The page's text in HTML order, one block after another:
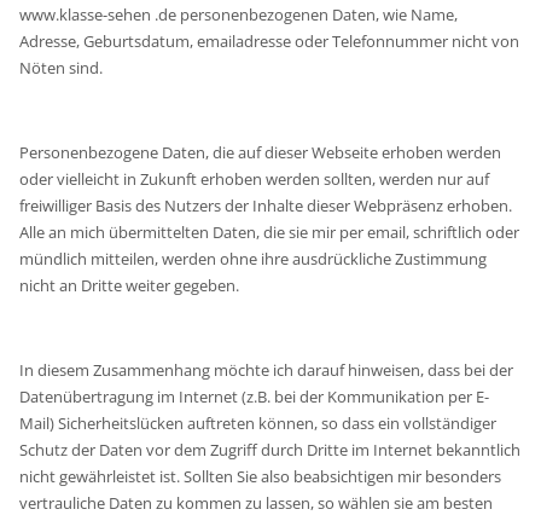
www.klasse-sehen .de personenbezogenen Daten, wie Name,
Adresse, Geburtsdatum, emailadresse oder Telefonnummer nicht von
Nöten sind.
Personenbezogene Daten, die auf dieser Webseite erhoben werden
oder vielleicht in Zukunft erhoben werden sollten, werden nur auf
freiwilliger Basis des Nutzers der Inhalte dieser Webpräsenz erhoben.
Alle an mich übermittelten Daten, die sie mir per email, schriftlich oder
mündlich mitteilen, werden ohne ihre ausdrückliche Zustimmung
nicht an Dritte weiter gegeben.
In diesem Zusammenhang möchte ich darauf hinweisen, dass bei der
Datenübertragung im Internet (z.B. bei der Kommunikation per E-
Mail) Sicherheitslücken auftreten können, so dass ein vollständiger
Schutz der Daten vor dem Zugriff durch Dritte im Internet bekanntlich
nicht gewährleistet ist. Sollten Sie also beabsichtigen mir besonders
vertrauliche Daten zu kommen zu lassen, so wählen sie am besten